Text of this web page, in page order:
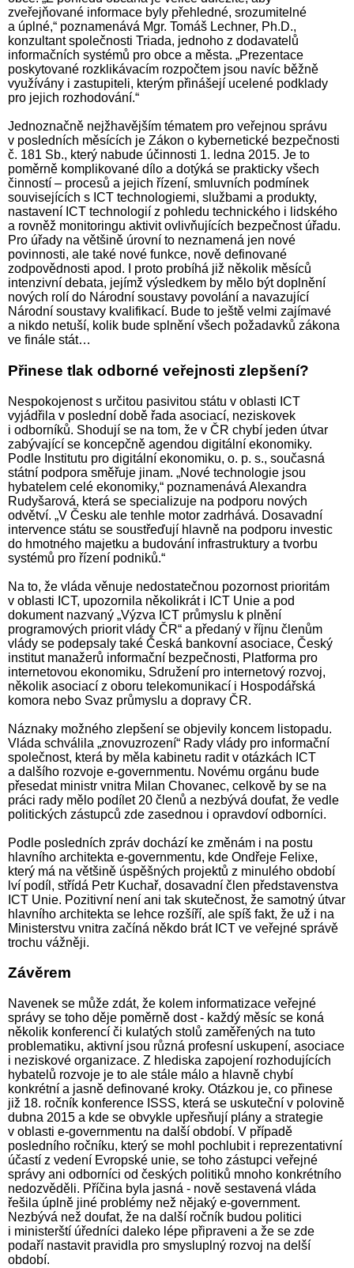
zveřejňované informace byly přehledné, srozumitelné
a úplné,“ poznamenává Mgr. Tomáš Lechner, Ph.D.,
konzultant společnosti Triada, jednoho z dodavatelů
informačních systémů pro obce a města. „Prezentace
poskytované rozklikávacím rozpočtem jsou navíc běžně
využívány i zastupiteli, kterým přinášejí ucelené podklady
pro jejich rozhodování.“
Jednoznačně nejžhavějším tématem pro veřejnou správu
v posledních měsících je Zákon o kybernetické bezpečnosti
č. 181 Sb., který nabude účinnosti 1. ledna 2015. Je to
poměrně komplikované dílo a dotýká se prakticky všech
činností – procesů a jejich řízení, smluvních podmínek
souvisejících s ICT technologiemi, službami a produkty,
nastavení ICT technologií z pohledu technického i lidského
a rovněž monitoringu aktivit ovlivňujících bezpečnost úřadu.
Pro úřady na většině úrovní to neznamená jen nové
povinnosti, ale také nové funkce, nově definované
zodpovědnosti apod. I proto probíhá již několik měsíců
intenzivní debata, jejímž výsledkem by mělo být doplnění
nových rolí do Národní soustavy povolání a navazující
Národní soustavy kvalifikací. Bude to ještě velmi zajímavé
a nikdo netuší, kolik bude splnění všech požadavků zákona
ve finále stát…
Přinese tlak odborné veřejnosti zlepšení?
Nespokojenost s určitou pasivitou státu v oblasti ICT
vyjádřila v poslední době řada asociací, neziskovek
i odborníků. Shodují se na tom, že v ČR chybí jeden útvar
zabývající se koncepčně agendou digitální ekonomiky.
Podle Institutu pro digitální ekonomiku, o. p. s., současná
státní podpora směřuje jinam. „Nové technologie jsou
hybatelem celé ekonomiky,“ poznamenává Alexandra
Rudyšarová, která se specializuje na podporu nových
odvětví. „V Česku ale tenhle motor zadrhává. Dosavadní
intervence státu se soustřeďují hlavně na podporu investic
do hmotného majetku a budování infrastruktury a tvorbu
systémů pro řízení podniků.“
Na to, že vláda věnuje nedostatečnou pozornost prioritám
v oblasti ICT, upozornila několikrát i ICT Unie a pod
dokument nazvaný „Výzva ICT průmyslu k plnění
programových priorit vlády ČR“ a předaný v říjnu členům
vlády se podepsaly také Česká bankovní asociace, Český
institut manažerů informační bezpečnosti, Platforma pro
internetovou ekonomiku, Sdružení pro internetový rozvoj,
několik asociací z oboru telekomunikací i Hospodářská
komora nebo Svaz průmyslu a dopravy ČR.
Náznaky možného zlepšení se objevily koncem listopadu.
Vláda schválila „znovuzrození“ Rady vlády pro informační
společnost, která by měla kabinetu radit v otázkách ICT
a dalšího rozvoje e-governmentu. Novému orgánu bude
přesedat ministr vnitra Milan Chovanec, celkově by se na
práci rady mělo podílet 20 členů a nezbývá doufat, že vedle
politických zástupců zde zasednou i opravdoví odborníci.
Podle posledních zpráv dochází ke změnám i na postu
hlavního architekta e-governmentu, kde Ondřeje Felixe,
který má na většině úspěšných projektů z minulého období
lví podíl, střídá Petr Kuchař, dosavadní člen představenstva
ICT Unie. Pozitivní není ani tak skutečnost, že samotný útvar
hlavního architekta se lehce rozšíří, ale spíš fakt, že už i na
Ministerstvu vnitra začíná někdo brát ICT ve veřejné správě
trochu vážněji.
Závěrem
Navenek se může zdát, že kolem informatizace veřejné
správy se toho děje poměrně dost - každý měsíc se koná
několik konferencí či kulatých stolů zaměřených na tuto
problematiku, aktivní jsou různá profesní uskupení, asociace
i neziskové organizace. Z hlediska zapojení rozhodujících
hybatelů rozvoje je to ale stále málo a hlavně chybí
konkrétní a jasně definované kroky. Otázkou je, co přinese
již 18. ročník konference ISSS, která se uskuteční v polovině
dubna 2015 a kde se obvykle upřesňují plány a strategie
v oblasti e-governmentu na další období. V případě
posledního ročníku, který se mohl pochlubit i reprezentativní
účastí z vedení Evropské unie, se toho zástupci veřejné
správy ani odborníci od českých politiků mnoho konkrétního
nedozvěděli. Příčina byla jasná - nově sestavená vláda
řešila úplně jiné problémy než nějaký e-government.
Nezbývá než doufat, že na další ročník budou politici
i ministerští úředníci daleko lépe připraveni a že se zde
podaří nastavit pravidla pro smysluplný rozvoj na delší
období.